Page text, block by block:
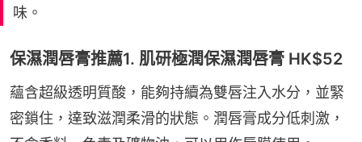
味。
保濕潤唇膏推薦1. 肌研極潤保濕潤唇膏 HK$52
蘊含超級透明質酸，能夠持續為雙唇注入水分，並緊
密鎖住，達致滋潤柔滑的狀態。潤唇膏成分低刺激，